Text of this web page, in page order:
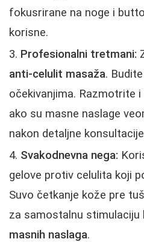
fokusrirane na noge i
korisne.
Profesionalni tretmani:
anti-celulit masaža.
očekivanjima. Razmotrite
ako su masne naslage
nakon detaljne
Svakodnevna nega:
gelove protiv celulita koji
Suvo četkanje kože pre
za samostalnu stimulaciju
masnih naslaga.